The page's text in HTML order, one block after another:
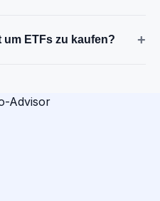
ETFs zu kaufen? +